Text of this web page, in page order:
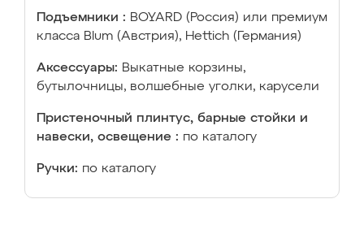
Подъемники : BOYARD (Россия) или премиум
класса Blum (Австрия), Hettich (Германия)
Аксессуары: Выкатные корзины,
бутылочницы, волшебные уголки, карусели
Пристеночный плинтус, барные стойки и
навески, освещение : по каталогу
Ручки: по каталогу